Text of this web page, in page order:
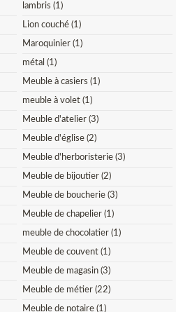
lambris (1)
Lion couché (1)
Maroquinier (1)
métal (1)
Meuble à casiers (1)
meuble à volet (1)
Meuble d'atelier (3)
Meuble d'église (2)
Meuble d'herboristerie (3)
Meuble de bijoutier (2)
Meuble de boucherie (3)
Meuble de chapelier (1)
meuble de chocolatier (1)
Meuble de couvent (1)
Meuble de magasin (3)
Meuble de métier (22)
Meuble de notaire (1)